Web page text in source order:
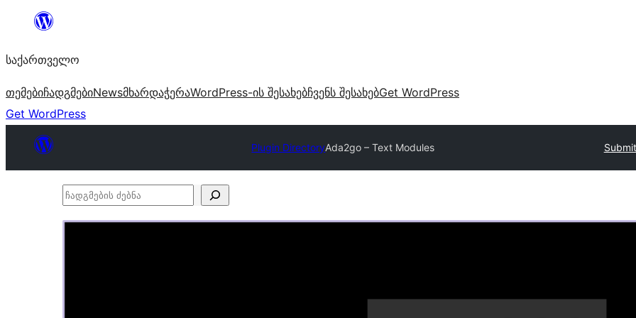
შიგთავსზე
საქართველო
თემებიჩადგმებიNewsმხარდაჭერაWordPress-ის შესახებჩვენს შესახებGet WordPress
Get WordPress
Plugin DirectoryAda2go – Text Modules
ჩადგმების